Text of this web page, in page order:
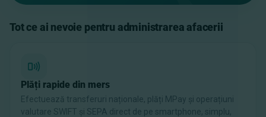
Tot ce ai nevoie pentru administrarea afacerii
Plăți rapide din mers
Efectuează transferuri naționale, plăți MPay și operațiuni
valutare SWIFT și SEPA direct de pe smartphone, simplu,